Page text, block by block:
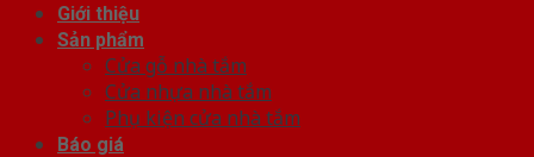
Giới thiệu
Sản phẩm
Cửa gỗ nhà tắm
Cửa nhựa nhà tắm
Phụ kiện cửa nhà tắm
Báo giá